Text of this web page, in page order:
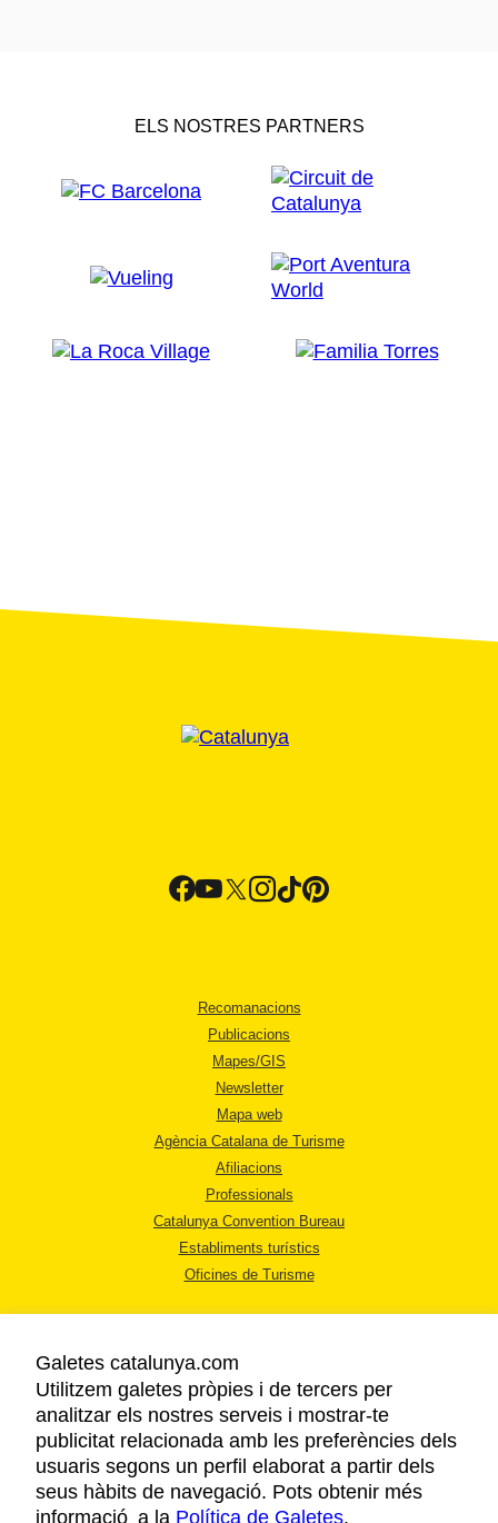
ELS NOSTRES PARTNERS
Recomanacions
Publicacions
Mapes/GIS
Newsletter
Mapa web
Agència Catalana de Turisme
Afiliacions
Professionals
Catalunya Convention Bureau
Establiments turístics
Oficines de Turisme
AVÍS LEGAL
POLÍTICA DE PRIVACITAT
COOKIES
ACCESSIBILITAT
Galetes catalunya.com
Utilitzem galetes pròpies i de tercers per
analitzar els nostres serveis i mostrar-te
publicitat relacionada amb les preferències dels
usuaris segons un perfil elaborat a partir dels
seus hàbits de navegació. Pots obtenir més
informació a la Política de Galetes.